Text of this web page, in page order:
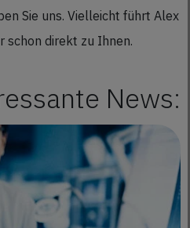
Sie uns. Vielleicht führt Alex
schon direkt zu Ihnen.
News: